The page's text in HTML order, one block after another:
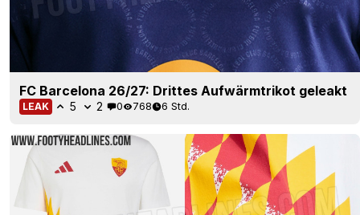
FC Barcelona 26/27: Drittes Aufwärmtrikot geleakt
LEAK 5 2 0 768 6 Std.